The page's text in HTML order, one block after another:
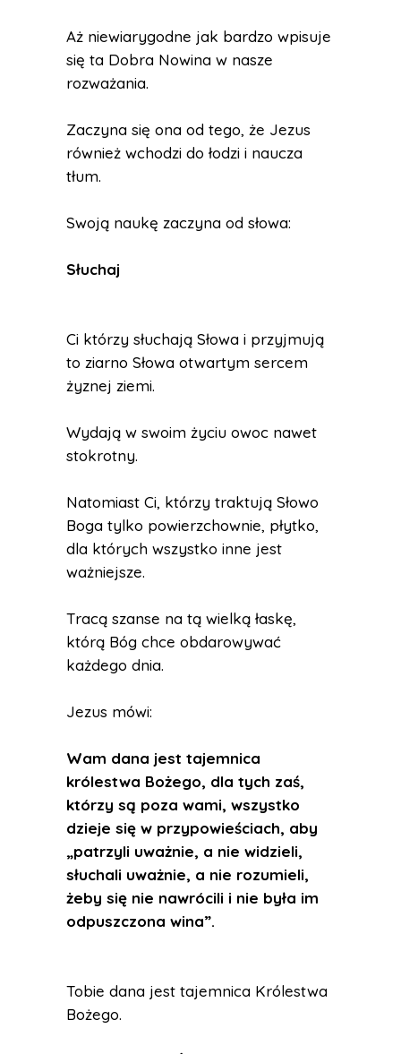
Aż niewiarygodne jak bardzo wpisuje
się ta Dobra Nowina w nasze
rozważania.
Zaczyna się ona od tego, że Jezus
również wchodzi do łodzi i naucza
tłum.
Swoją naukę zaczyna od słowa:
Słuchaj
Ci którzy słuchają Słowa i przyjmują
to ziarno Słowa otwartym sercem
żyznej ziemi.
Wydają w swoim życiu owoc nawet
stokrotny.
Natomiast Ci, którzy traktują Słowo
Boga tylko powierzchownie, płytko,
dla których wszystko inne jest
ważniejsze.
Tracą szanse na tą wielką łaskę,
którą Bóg chce obdarowywać
każdego dnia.
Jezus mówi:
Wam dana jest tajemnica
królestwa Bożego, dla tych zaś,
którzy są poza wami, wszystko
dzieje się w przypowieściach, aby
„patrzyli uważnie, a nie widzieli,
słuchali uważnie, a nie rozumieli,
żeby się nie nawrócili i nie była im
odpuszczona wina”.
Tobie dana jest tajemnica Królestwa
Bożego.